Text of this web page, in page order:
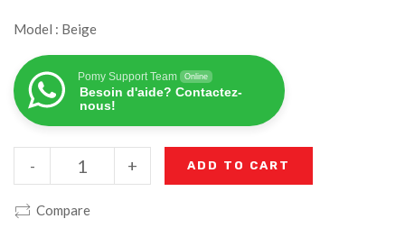
Model : Beige
Pomy Support Team Online
Besoin d'aide? Contactez-
nous!
+
- ADD TO CART
Compare